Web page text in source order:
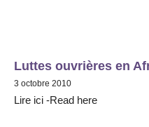
Luttes ouvrières en
3 octobre 2010
Lire ici -Read here